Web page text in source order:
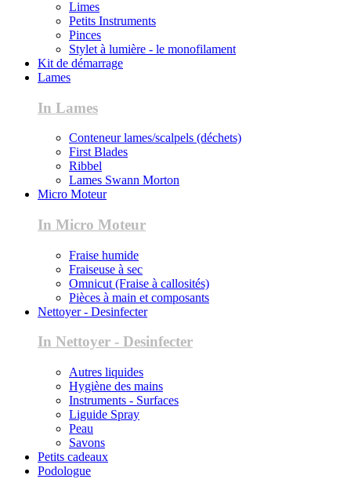
Limes
Petits Instruments
Pinces
Stylet à lumière - le monofilament
Kit de démarrage
Lames
In Lames
Conteneur lames/scalpels (déchets)
First Blades
Ribbel
Lames Swann Morton
Micro Moteur
In Micro Moteur
Fraise humide
Fraiseuse à sec
Omnicut (Fraise à callosités)
Pièces à main et composants
Nettoyer - Desinfecter
In Nettoyer - Desinfecter
Autres liquides
Hygiène des mains
Instruments - Surfaces
Liguide Spray
Peau
Savons
Petits cadeaux
Podologue